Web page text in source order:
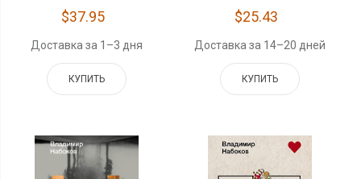
$37.95
Доставка за 1–3 дня
КУПИТЬ
$25.43
Доставка за 14–20 дней
КУПИТЬ